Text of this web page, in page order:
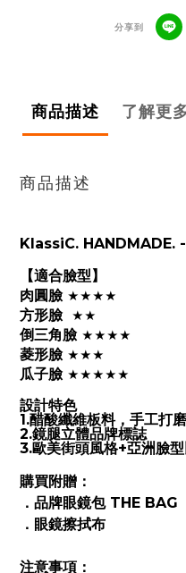
分享到
商品描述 了解更
商品描述
KlassiC. HANDMADE.
【適合臉型】
肉圓臉 ★★★★
方形臉 ★★
倒三角臉 ★★★★
菱形臉 ★★★
瓜子臉 ★★★★★
設計特色
1.醋酸纖維板料，手工打
2.鏡腿立體品牌標誌
3.歐美街頭風格+亞洲臉型
購買附贈：
．品牌眼鏡包 THE BAG
．眼鏡擦拭布
注意事項：